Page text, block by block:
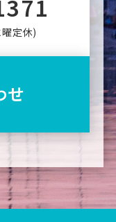
定休)
せ